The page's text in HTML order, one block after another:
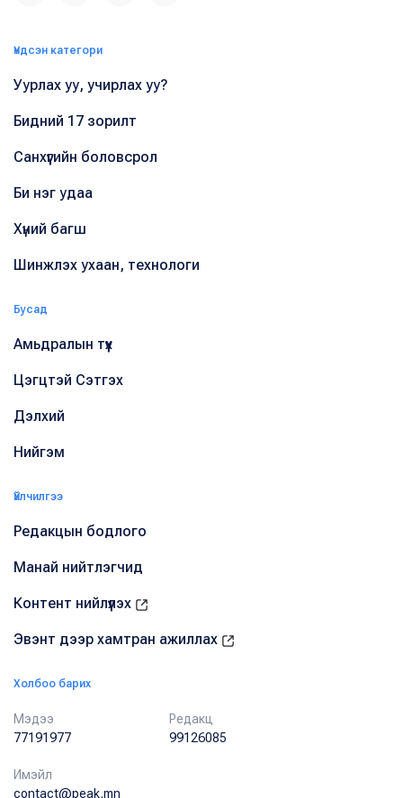
Үндсэн категори
Уурлах уу, учирлах уу?
Бидний 17 зорилт
Санхүүгийн боловсрол
Би нэг удаа
Хүний багш
Шинжлэх ухаан, технологи
Бусад
Амьдралын түүх
Цэгцтэй Сэтгэх
Дэлхий
Нийгэм
Үйлчилгээ
Редакцын бодлого
Манай нийтлэгчид
Контент нийлүүлэх
Эвэнт дээр хамтран ажиллах
Холбоо барих
Мэдээ
77191977
Редакц
99126085
Имэйл
contact@peak.mn